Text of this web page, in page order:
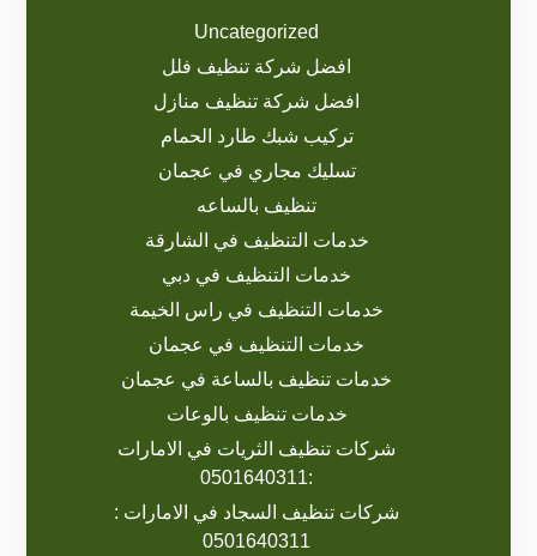
Uncategorized
افضل شركة تنظيف فلل
افضل شركة تنظيف منازل
تركيب شبك طارد الحمام
تسليك مجاري في عجمان
تنظيف بالساعه
خدمات التنظيف في الشارقة
خدمات التنظيف في دبي
خدمات التنظيف في راس الخيمة
خدمات التنظيف في عجمان
خدمات تنظيف بالساعة في عجمان
خدمات تنظيف بالوعات
شركات تنظيف الثريات في الامارات
:0501640311
شركات تنظيف السجاد في الامارات :
0501640311